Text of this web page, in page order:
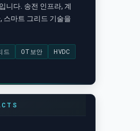
니다. 송전 인프라, 계
스마트 그리드 기술을
드 OT보안
HVDC